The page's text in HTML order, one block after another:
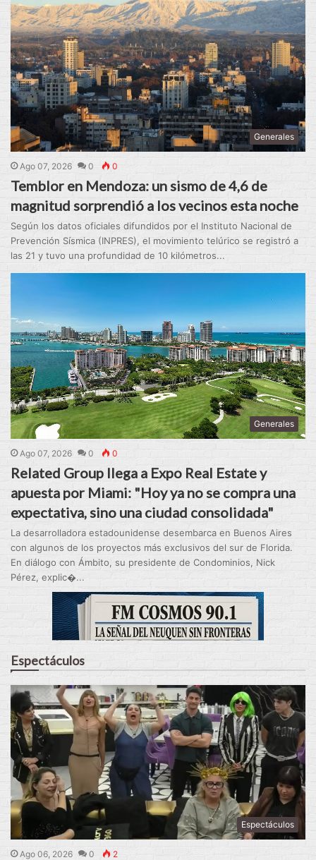
Generales
Ago 07, 2026 0 0
Temblor en Mendoza: un sismo de 4,6 de
magnitud sorprendió a los vecinos esta noche
Según los datos oficiales difundidos por el Instituto Nacional de
Prevención Sísmica (INPRES), el movimiento telúrico se registró a
las 21 y tuvo una profundidad de 10 kilómetros...
Generales
Ago 07, 2026 0 0
Related Group llega a Expo Real Estate y
apuesta por Miami: "Hoy ya no se compra una
expectativa, sino una ciudad consolidada"
La desarrolladora estadounidense desembarca en Buenos Aires
con algunos de los proyectos más exclusivos del sur de Florida.
En diálogo con Ámbito, su presidente de Condominios, Nick
Pérez, explic�...
Espectáculos
Espectáculos
Ago 06, 2026 0 2